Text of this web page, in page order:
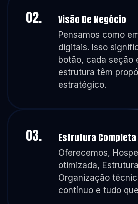
02. Visão De Negócio
Pensamos como
digitais. Isso
botão, cada seção
estrutura têm
estratégico.
03. Estrutura Completa
Oferecemos,
otimizada,
Organização
contínuo e tudo